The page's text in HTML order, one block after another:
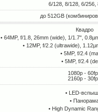
6/128, 8/128, 6/256,
до 512GB
Квадро
• 64MP, f/1.8, 26mm (wide), 1/1.7",
• 12MP, f/2.2 (ultrawide),
• 5MP, f/2.4
• 5MP, f/2.4
1080p -
2160p -
• LED-
•
• High Dynamic